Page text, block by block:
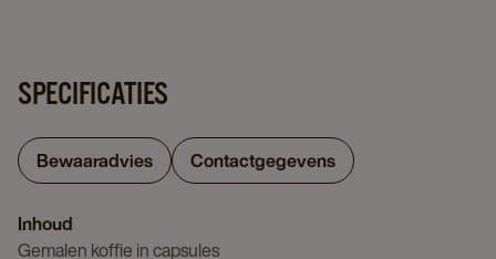
SPECIFICATIES
Bewaaradvies Contactgegevens
Inhoud
Gemalen koffie in capsules